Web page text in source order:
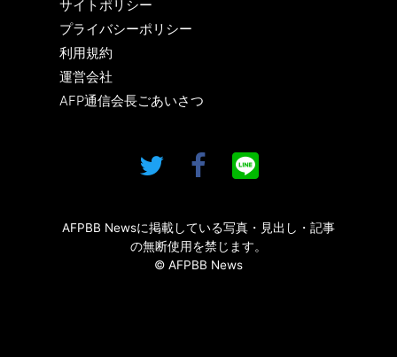
サイトポリシー
プライバシーポリシー
利用規約
運営会社
AFP通信会長ごあいさつ
AFPBB Newsに掲載している写真・見出し・記事
の無断使用を禁じます。
© AFPBB News